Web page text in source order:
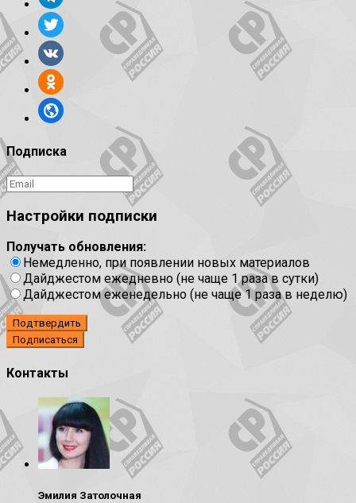
Подписка
Настройки подписки
Получать обновления:
Немедленно, при появлении новых материалов
Дайджестом ежедневно (не чаще 1 раза в сутки)
Дайджестом еженедельно (не чаще 1 раза в неделю)
Подтвердить
Контакты
Эмилия Затолочная